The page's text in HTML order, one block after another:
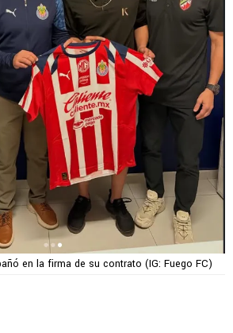
en la firma de su contrato (IG: Fuego FC)